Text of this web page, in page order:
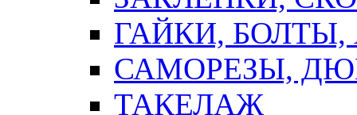
ГАЙКИ,
САМОРЕЗЫ,
ТАКЕЛАЖ